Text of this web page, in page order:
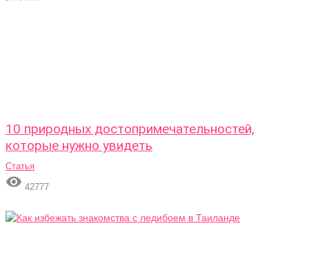
10 природных достопримечательностей,
которые нужно увидеть
Статья
 42777